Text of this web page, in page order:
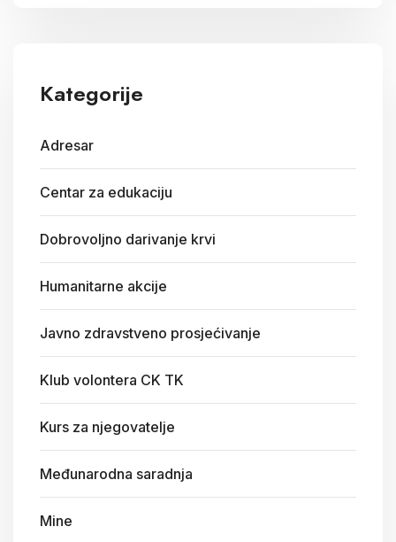
Kategorije
Adresar
Centar za edukaciju
Dobrovoljno darivanje krvi
Humanitarne akcije
Javno zdravstveno prosjećivanje
Klub volontera CK TK
Kurs za njegovatelje
Međunarodna saradnja
Mine